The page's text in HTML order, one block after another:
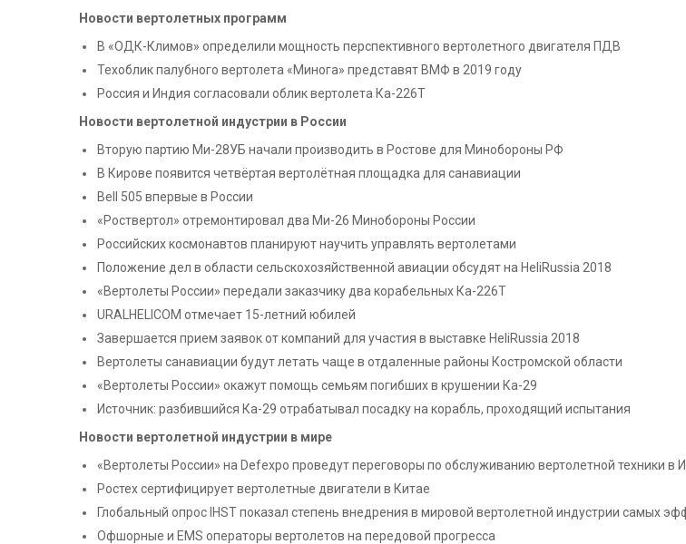
Новости вертолетных программ
В «ОДК-Климов» определили мощность перспективного вертолетного двигателя ПДВ
Техоблик палубного вертолета «Минога» представят ВМФ в 2019 году
Россия и Индия согласовали облик вертолета Ка-226Т
Новости вертолетной индустрии в России
Вторую партию Ми-28УБ начали производить в Ростове для Минобороны РФ
В Кирове появится четвёртая вертолётная площадка для санавиации
Bell 505 впервые в России
«Роствертол» отремонтировал два Ми-26 Минобороны России
Российских космонавтов планируют научить управлять вертолетами
Положение дел в области сельскохозяйственной авиации обсудят на HeliRussia 2018
«Вертолеты России» передали заказчику два корабельных Ка-226Т
URALHELICOM отмечает 15-летний юбилей
Завершается прием заявок от компаний для участия в выставке HeliRussia 2018
Вертолеты санавиации будут летать чаще в отдаленные районы Костромской области
«Вертолеты России» окажут помощь семьям погибших в крушении Ка-29
Источник: разбившийся Ка-29 отрабатывал посадку на корабль, проходящий испытания
Новости вертолетной индустрии в мире
«Вертолеты России» на Defexpo проведут переговоры по обслуживанию вертолетной техники в
Ростех сертифицирует вертолетные двигатели в Китае
Глобальный опрос IHST показал степень внедрения в мировой вертолетной индустрии самых
Офшорные и EMS операторы вертолетов на передовой прогресса